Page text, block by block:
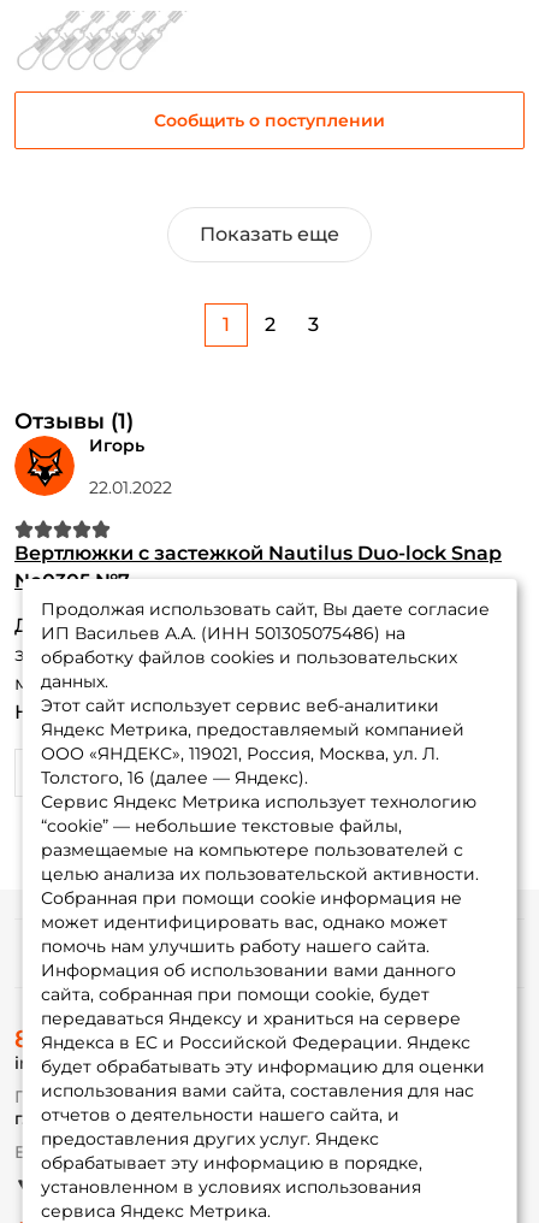
Сообщить о поступлении
Показать еще
1 2 3
Отзывы (1)
Игорь
22.01.2022
Вертлюжки с застежкой Nautilus Duo-lock Snap
Ne0305 №7
Достоинства:Отличная и надежная форнитура,
заявленный вес держала, окисел в соленой воде
минтмальный
Недостатки:Нет
0 0
Продолжая использовать сайт, Вы даете согласие
ИП Васильев А.А. (ИНН 501305075486) на
обработку файлов cookies и пользовательских
данных.
Этот сайт использует сервис веб-аналитики
Яндекс Метрика, предоставляемый компанией
ООО «ЯНДЕКС», 119021, Россия, Москва, ул. Л.
Толстого, 16 (далее — Яндекс).
Сервис Яндекс Метрика использует технологию
“cookie” — небольшие текстовые файлы,
размещаемые на компьютере пользователей с
целью анализа их пользовательской активности.
Собранная при помощи cookie информация не
может идентифицировать вас, однако может
помочь нам улучшить работу нашего сайта.
Информация об использовании вами данного
сайта, собранная при помощи cookie, будет
передаваться Яндексу и храниться на сервере
Яндекса в ЕС и Российской Федерации. Яндекс
будет обрабатывать эту информацию для оценки
использования вами сайта, составления для нас
отчетов о деятельности нашего сайта, и
предоставления других услуг. Яндекс
обрабатывает эту информацию в порядке,
установленном в условиях использования
сервиса Яндекс Метрика.
Информация
О магазине
Доставка
Оплата
Fox-bonus
Гуру
Партнерская программа
8 (495) 532-77-88
info@foxfishing.ru
По вопросам с заказом
г. Москва, ул. Плеханова д.7
Ежедневно 10:00 до 20:00